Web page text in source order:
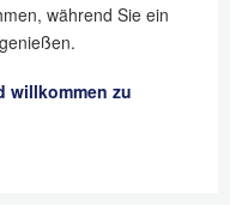
während Sie ein
willkommen zu